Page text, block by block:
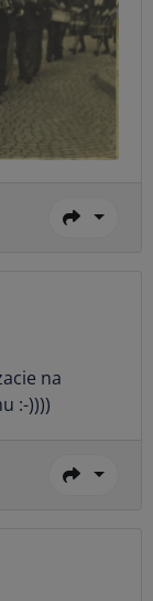
na
:-))))